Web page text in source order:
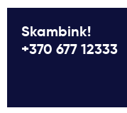
Skambink!
+370 677 12333